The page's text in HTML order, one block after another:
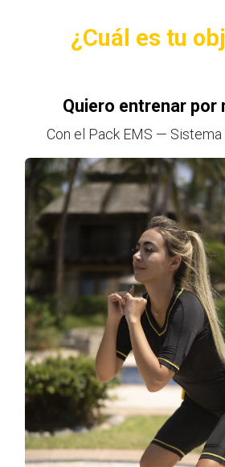
¿Cuál es tu
Quiero entrenar por
Con el Pack EMS — Sistema